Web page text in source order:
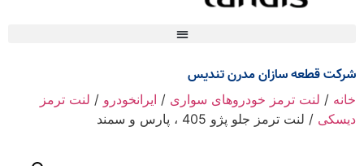
شرکت قطعه سازان مدرن تندیس
خانه / لنت ترمز خودروهای سواری / ایرانخودرو / لنت ترمز
دیسکی / لنت ترمز جلو پژو 405 ، پارس و سمند